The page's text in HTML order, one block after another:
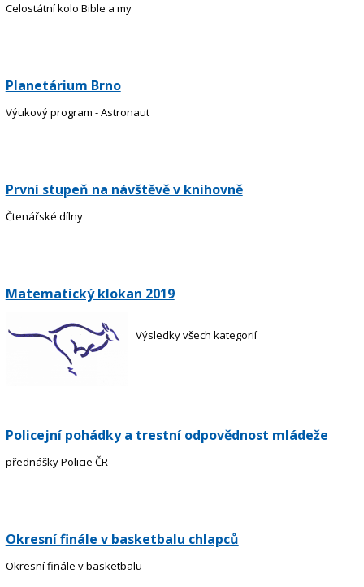
Celostátní kolo Bible a my
Planetárium Brno
Výukový program - Astronaut
První stupeň na návštěvě v knihovně
Čtenářské dílny
Matematický klokan 2019
Výsledky všech kategorií
Policejní pohádky a trestní odpovědnost mládeže
přednášky Policie ČR
Okresní finále v basketbalu chlapců
Okresní finále v basketbalu